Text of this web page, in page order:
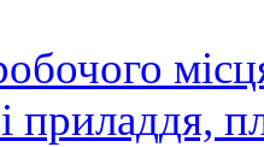
приладдя,